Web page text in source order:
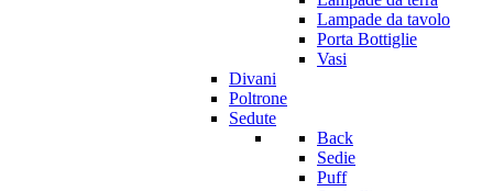
Lampade da tavolo
Porta Bottiglie
Vasi
Divani
Poltrone
Sedute
Back
Sedie
Puff